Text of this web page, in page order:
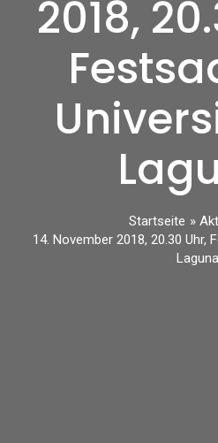
2018,
Startseite
14. November 2018, 20.30 Uhr,
Laguna